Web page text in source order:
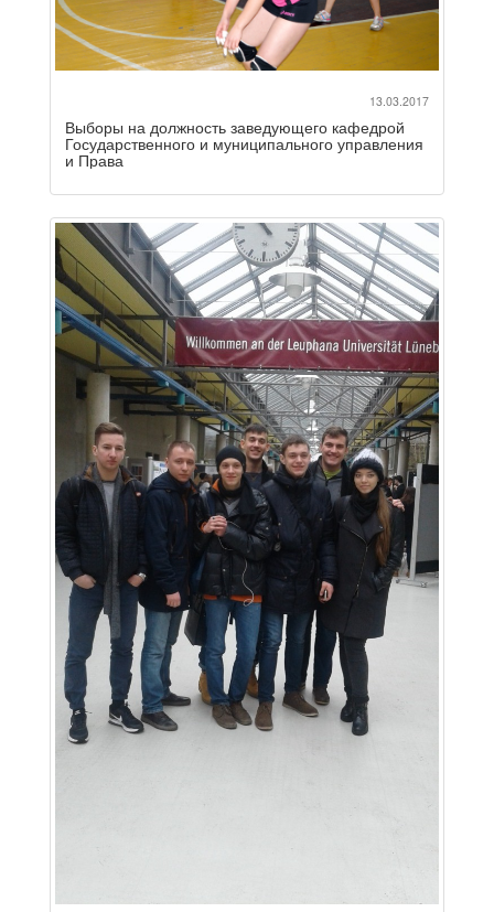
13.03.2017
Выборы на должность заведующего кафедрой
Государственного и муниципального управления
и Права